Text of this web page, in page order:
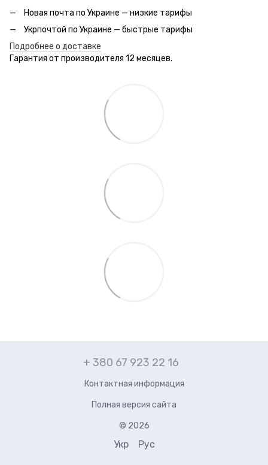
Новая почта по Украине — низкие тарифы
Укрпочтой по Украине — быстрые тарифы
Подробнее о доставке
Гарантия от производителя 12 месяцев.
+ 380 67 923 22 16
Контактная информация
Полная версия сайта
© 2026
Укр Рус